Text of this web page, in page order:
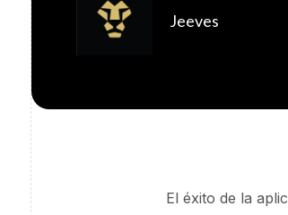
Jeeves
El éxito de la